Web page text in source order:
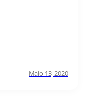
Maio 13, 2020